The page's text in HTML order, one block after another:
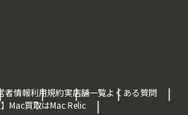
者情報利用規約実店舗一覧よくある質問
】Mac買取はMac Relic